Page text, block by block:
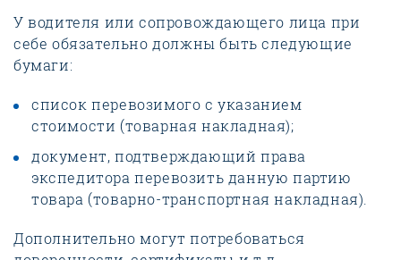
У водителя или сопровождающего лица при
себе обязательно должны быть следующие
бумаги:
список перевозимого с указанием
стоимости (товарная накладная);
документ, подтверждающий права
экспедитора перевозить данную партию
товара (товарно-транспортная накладная).
Дополнительно могут потребоваться